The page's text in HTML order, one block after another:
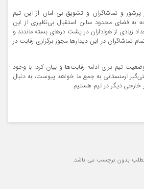
پرشور و تماشاگران و تشویق بی امان از این تیم
به فضای محدود سالن استقبال بی‌نظیری از این
زیادی از هواداران در پشت درهای بسته ماندند و
تماشاگران در این دیدارها مجوز برگزاری رقابت در
تیم برای ادامه رقابت‌ها و بیان کرد: با وجود
ارمنستانی به جمع ما خواهد پیوست، به دنبال
خارجی دیگر در تیم هستیم.
بدون برچسب می باشد.